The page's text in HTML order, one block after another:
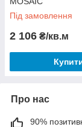
Під замовлення
2 106 ₴/кв.м
Про нас
90%